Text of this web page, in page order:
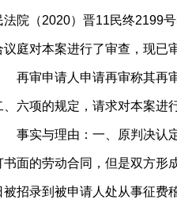
法院（2020）晋11民终2199
议庭对本案进行了审查，现已
再审申请人申请再审称其再
、六项的规定，请求对本案进
事实与理由：一、原判决认
书面的劳动合同，但是双方形
被招录到被申请人处从事征费